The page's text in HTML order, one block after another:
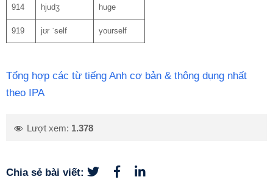
914 hjudʒ huge
919 jʊr ˈself yourself
Tổng hợp các từ tiếng Anh cơ bản & thông dụng nhất
theo IPA
Lượt xem: 1.378
Chia sẻ bài viết: